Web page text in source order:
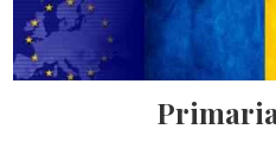
content